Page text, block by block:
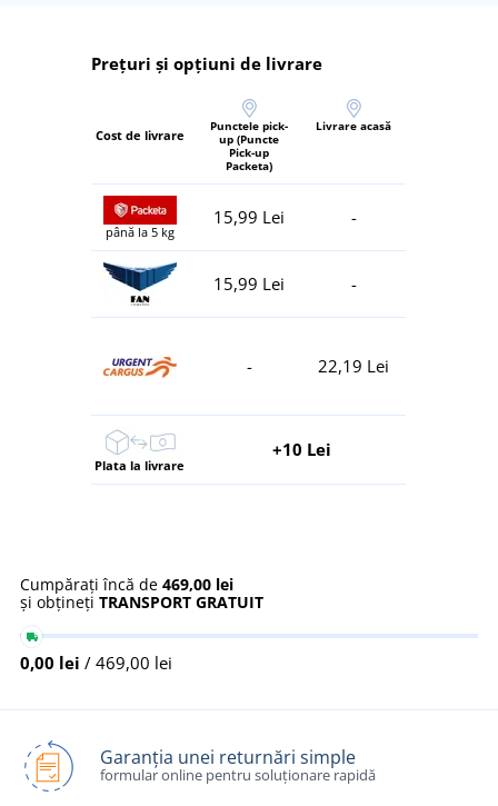
Prețuri și opțiuni de livrare
Cost de livrare
Punctele pick-
up (Puncte
Pick-up
Packeta)
Livrare acasă
până la 5 kg
15,99 Lei -
15,99 Lei -
- 22,19 Lei
Plata la livrare
+10 Lei
Cumpărați încă de 469,00 lei
și obțineți TRANSPORT GRATUIT
0,00 lei / 469,00 lei
Garanția unei returnări simple
formular online pentru soluționare rapidă